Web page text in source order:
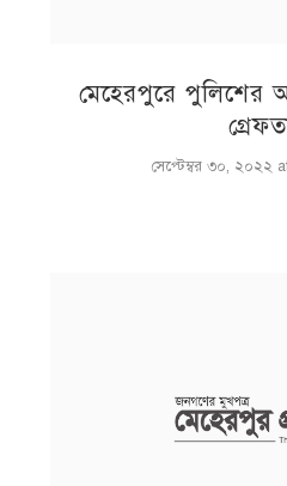
মেহেরপুরে পুলিশের
সেপ্টেম্বর ৩০, ২০২২